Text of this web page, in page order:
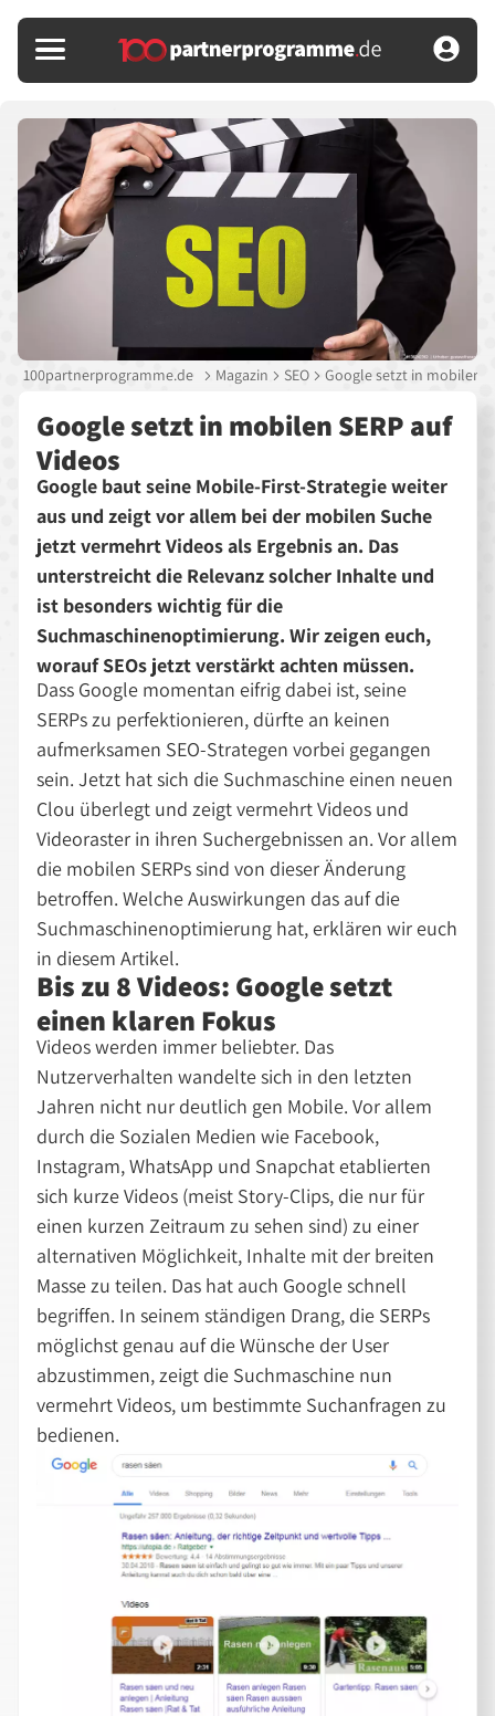
100partnerprogramme.de Magazin SEO Google setzt in mobilen
Google setzt in mobilen SERP auf
Videos
Google baut seine Mobile-First-Strategie weiter
aus und zeigt vor allem bei der mobilen Suche
jetzt vermehrt Videos als Ergebnis an. Das
unterstreicht die Relevanz solcher Inhalte und
ist besonders wichtig für die
Suchmaschinenoptimierung. Wir zeigen euch,
worauf SEOs jetzt verstärkt achten müssen.
Dass Google momentan eifrig dabei ist, seine
SERPs zu perfektionieren, dürfte an keinen
aufmerksamen SEO-Strategen vorbei gegangen
sein. Jetzt hat sich die Suchmaschine einen neuen
Clou überlegt und zeigt vermehrt Videos und
Videoraster in ihren Suchergebnissen an. Vor allem
die mobilen SERPs sind von dieser Änderung
betroffen. Welche Auswirkungen das auf die
Suchmaschinenoptimierung hat, erklären wir euch
in diesem Artikel.
Bis zu 8 Videos: Google setzt
einen klaren Fokus
Videos werden immer beliebter. Das
Nutzerverhalten wandelte sich in den letzten
Jahren nicht nur deutlich gen Mobile. Vor allem
durch die Sozialen Medien wie Facebook,
Instagram, WhatsApp und Snapchat etablierten
sich kurze Videos (meist Story-Clips, die nur für
einen kurzen Zeitraum zu sehen sind) zu einer
alternativen Möglichkeit, Inhalte mit der breiten
Masse zu teilen. Das hat auch Google schnell
begriffen. In seinem ständigen Drang, die SERPs
möglichst genau auf die Wünsche der User
abzustimmen, zeigt die Suchmaschine nun
vermehrt Videos, um bestimmte Suchanfragen zu
bedienen.